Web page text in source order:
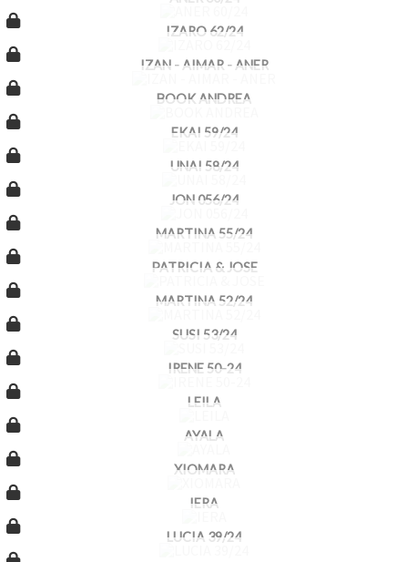
IZARO 62/24
IZAN - AIMAR - ANER
BOOK ANDREA
EKAI 59/24
UNAI 58/24
JON 056/24
MARTINA 55/24
PATRICIA & JOSE
MARTINA 52/24
SUSI 53/24
IRENE 50-24
LEILA
AYALA
XIOMARA
IERA
LUCIA 39/24